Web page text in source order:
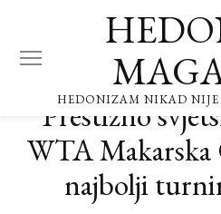
HEDONIZAM NIKAD NIJE
Prestižno
WTA
najbolji